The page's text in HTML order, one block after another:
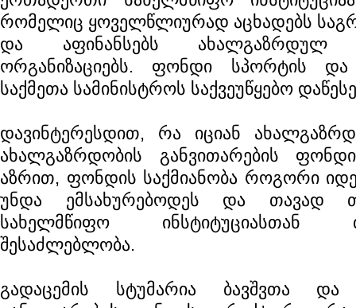
რომელიც ყოველწლიურად აცხადებს
და აფინანსებს ახალგაზრდულ
ორგანიზაციებს. ფონდი სპორტის და
საქმეთა სამინისტროს საქვეუწყებო
დავინტერესდით, რა იციან
ახალგაზრდობის განვითარების
აზრით, ფონდის საქმიანობა როგორი
უნდა ემსახურებოდეს და თავად
სახელმწიფო ინსტიტუციასთან
შესაძლებლობა.
გადაცემის სტუმარია ბავშვთა და